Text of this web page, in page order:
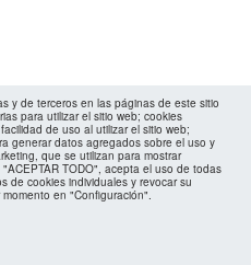
y de terceros en las páginas de este sitio
para utilizar el sitio web; cookies
de uso al utilizar el sitio web;
generar datos agregados sobre el uso y
que se utilizan para mostrar
TODO", acepta el uso de todas
de cookies individuales y revocar su
en "Configuración".